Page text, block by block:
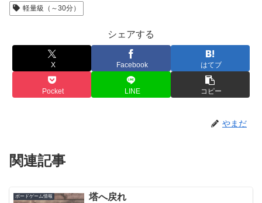
軽量級（～30分）
シェアする
X Facebook はてブ
Pocket LINE コピー
やまだ
関連記事
ボードゲーム情報 塔へ戻れ